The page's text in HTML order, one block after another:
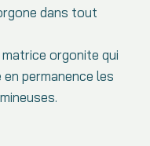
dans tout
orgonite qui
permanence les